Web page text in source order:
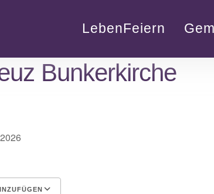
LebenFeiern
Bunkerkirche